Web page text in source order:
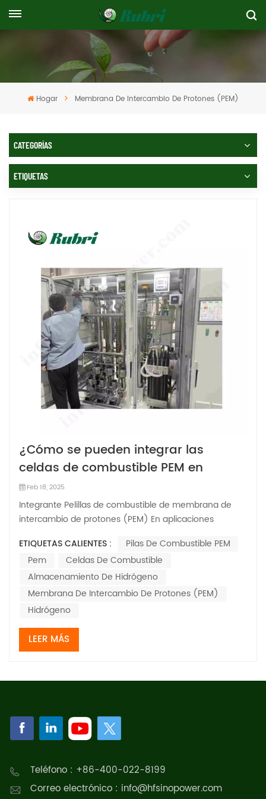
Hogar Membrana De Intercambio De Protones (PEM)
CATEGORÍAS
ETIQUETAS
¿Cómo se pueden integrar las
celdas de combustible PEM en
aplicaciones comerciales e
industriales?
Feb 18, 2025
Integrante Pelillas de combustible de membrana de
intercambio de protones (PEM) En aplicaciones
consideraciones clave para garantizar una operación
eficiente, confiable y rentable. Aquí hay una guía
completa sobre cómo lograr esta integra...
ETIQUETAS CALIENTES :
Pilas De Combustible PEM
Pem
Celdas De Combustible
Almacenamiento De Hidrógeno
Membrana De Intercambio De Protones (PEM)
Hidrógeno
LEER MÁS
Teléfono : +86-400-022-8199
Correo electrónico : info@hfsinopower.com